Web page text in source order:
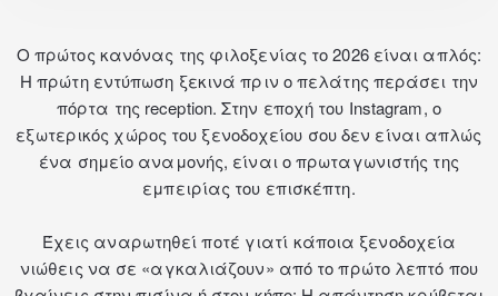
Ο πρώτος κανόνας της φιλοξενίας το 2026 είναι απλός:
Η πρώτη εντύπωση ξεκινά πριν ο πελάτης περάσει την
πόρτα της reception. Στην εποχή του Instagram, ο
εξωτερικός χώρος του ξενοδοχείου σου δεν είναι απλώς
ένα σημείο αναμονής, είναι ο πρωταγωνιστής της
εμπειρίας του επισκέπτη.
Έχεις αναρωτηθεί ποτέ γιατί κάποια ξενοδοχεία
νιώθεις να σε «αγκαλιάζουν» από το πρώτο λεπτό που